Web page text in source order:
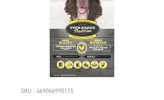
SKU : 669066990115